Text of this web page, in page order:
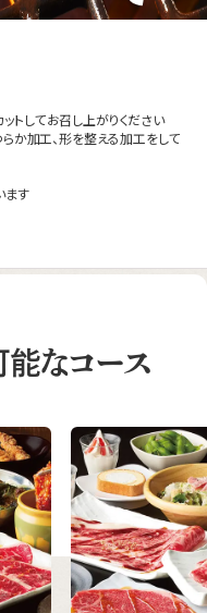
トしてお召し上がりください
か加工、形を整える加工をして
ます
なコース